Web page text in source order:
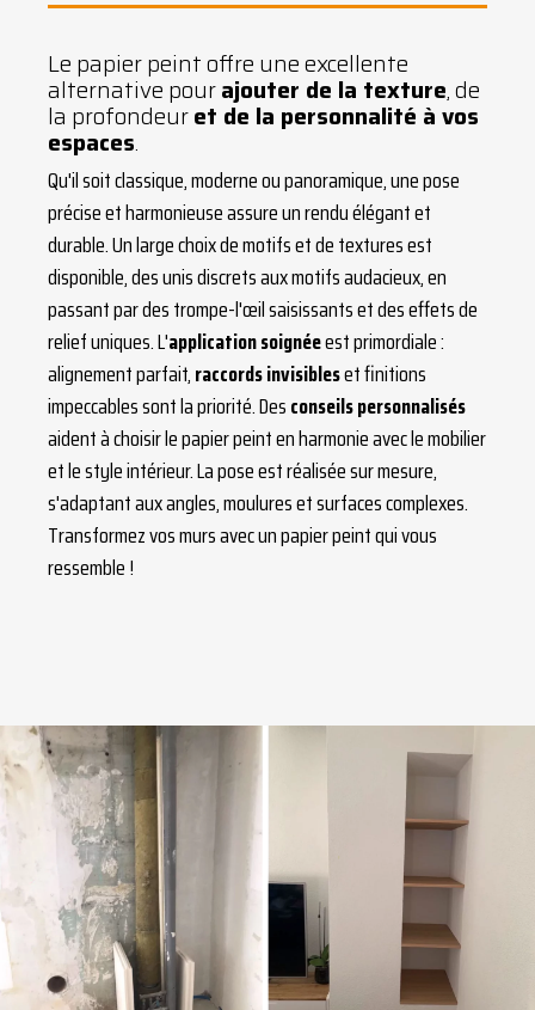
Le papier peint offre une excellente
alternative pourajouter de la texture, de
la profondeuret de la personnalité à vos
espaces.
Qu'il soit classique, moderne ou panoramique, une pose
précise et harmonieuse assure un rendu élégant et
durable. Un large choix de motifs et de textures est
disponible, des unis discrets aux motifs audacieux, en
passant par des trompe-l'œil saisissants et des effets de
relief uniques. L'application soignéeest primordiale :
alignement parfait,raccords invisibleset finitions
impeccables sont la priorité. Desconseils personnalisés
aident à choisir le papier peint en harmonie avec le mobilier
et le style intérieur. La pose est réalisée sur mesure,
s'adaptant aux angles, moulures et surfaces complexes.
Transformez vos murs avec un papier peint qui vous
ressemble !